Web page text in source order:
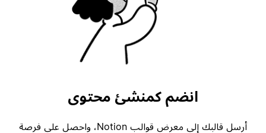
انضم كمنشئ محتوى
أرسل قالبك إلى معرض قوالب Notion، واحصل على فرصة